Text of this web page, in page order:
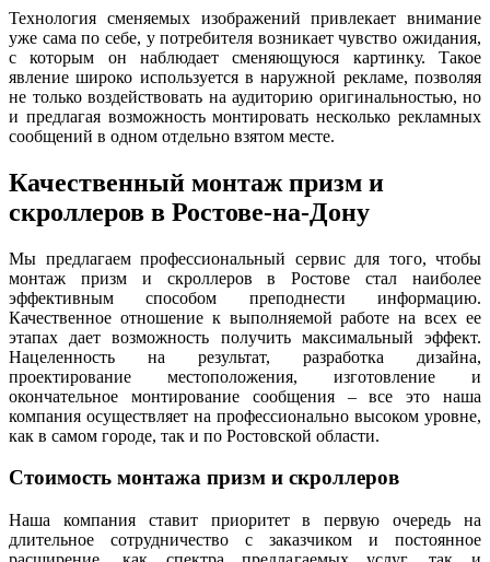
Технология сменяемых изображений привлекает внимание
уже сама по себе, у потребителя возникает чувство ожидания,
с которым он наблюдает сменяющуюся картинку. Такое
явление широко используется в наружной рекламе, позволяя
не только воздействовать на аудиторию оригинальностью, но
и предлагая возможность монтировать несколько рекламных
сообщений в одном отдельно взятом месте.
Качественный монтаж призм и
скроллеров в Ростове-на-Дону
Мы предлагаем профессиональный сервис для того, чтобы
монтаж призм и скроллеров в Ростове стал наиболее
эффективным способом преподнести информацию.
Качественное отношение к выполняемой работе на всех ее
этапах дает возможность получить максимальный эффект.
Нацеленность на результат, разработка дизайна,
проектирование местоположения, изготовление и
окончательное монтирование сообщения – все это наша
компания осуществляет на профессионально высоком уровне,
как в самом городе, так и по Ростовской области.
Стоимость монтажа призм и скроллеров
Наша компания ставит приоритет в первую очередь на
длительное сотрудничество с заказчиком и постоянное